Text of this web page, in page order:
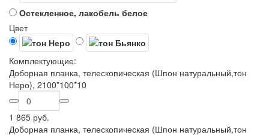
Остекленное, лакобель белое
Цвет
Комплектующие:
Доборная планка, телескопическая (Шпон натуральный,тон
Неро), 2100*100*10
1 865 руб.
Доборная планка, телескопическая (Шпон натуральный,тон